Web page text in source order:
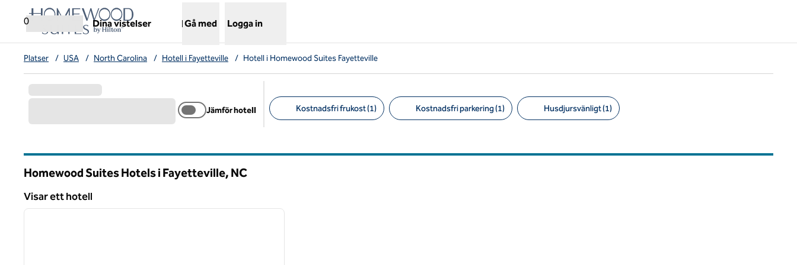
Gå vidare till innehållet
0
Dina vistelser
,öppnar ny flik
Gå med Logga in
Platser / USA / North Carolina / Hotell i Fayetteville / Hotell i Homewood Suites Fayetteville
Jämför hotell Kostnadsfri frukost (1) Kostnadsfri parkering (1) Husdjursvänligt (1)
Homewood Suites Hotels i Fayetteville, NC
Visar ett hotell
Visar ett hotell
1 av 12
nästa bild